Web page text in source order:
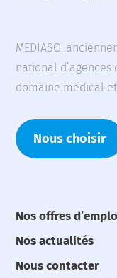
MEDIASO,
national d’agences
domaine médical
Nous choisir
Nos offres
Nos actualités
Nous contacter